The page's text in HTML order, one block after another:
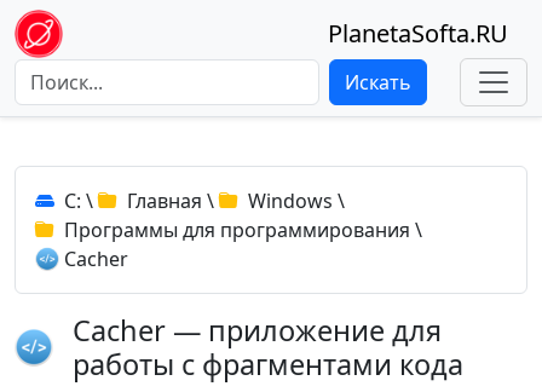
PlanetaSofta.RU
Искать
C: \ Главная \ Windows \
Программы для программирования \
Cacher
Cacher — приложение для
работы с фрагментами кода